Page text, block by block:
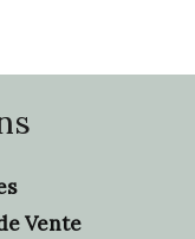
Vente